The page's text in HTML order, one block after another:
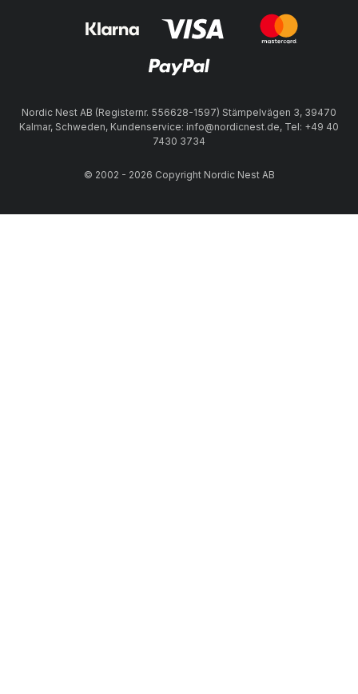
Nordic Nest AB (Registernr. 556628-1597) Stämpelvägen 3, 39470
Kalmar, Schweden, Kundenservice: info@nordicnest.de, Tel: +49 40
7430 3734
© 2002 - 2026 Copyright Nordic Nest AB